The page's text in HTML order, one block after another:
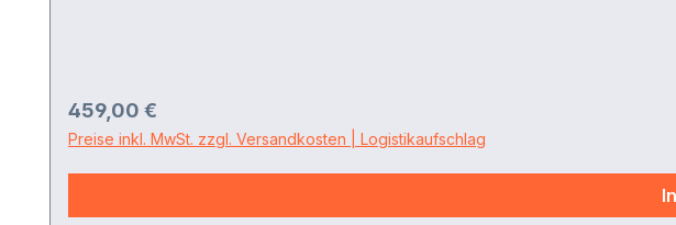
Regulärer Preis:
459,00 €
Preise inkl. MwSt. zzgl. Versandkosten | Logistikaufschlag